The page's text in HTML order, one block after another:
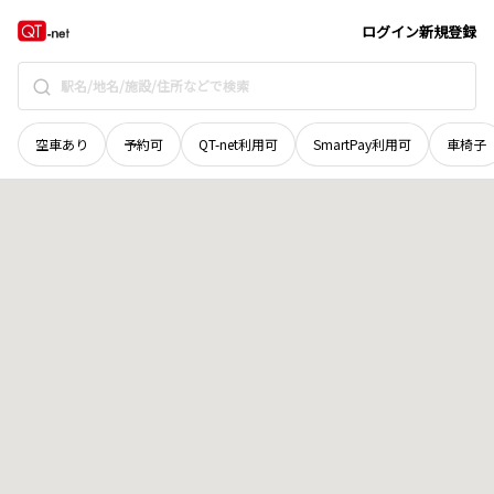
ログイン新規登録
空車あり 予約可 QT-net利用可 SmartPay利用可 車椅子
山口県